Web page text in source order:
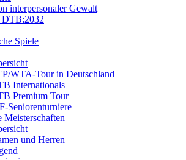
interpersonaler Gewalt
DTB:2032
Spiele
WTA-Tour in Deutschland
Internationals
Premium Tour
Seniorenturniere
Meisterschaften
und Herren